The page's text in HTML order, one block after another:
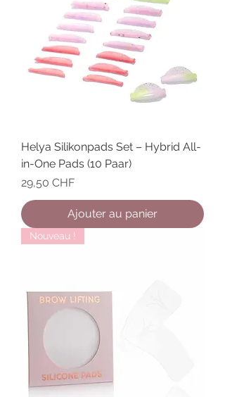
Helya Silikonpads Set – Hybrid All-
in-One Pads (10 Paar)
Prix
29,50 CHF
Ajouter au panier
Nouveau !